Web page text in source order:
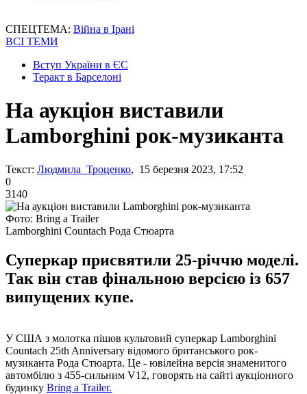
СПЕЦТЕМА: Війна в Ірані
ВСІ ТЕМИ
Вступ України в ЄС
Теракт в Барселоні
На аукціон виставили
Lamborghini рок-музиканта
Текст: Людмила Троценко, 15 березня 2023, 17:52
0
3140
Фото: Bring a Trailer
Lamborghini Countach Рода Стюарта
Суперкар присвятили 25-річчю моделі.
Так він став фінальною версією із 657
випущених купе.
У США з молотка пішов культовий суперкар Lamborghini
Countach 25th Anniversary відомого британського рок-
музиканта Рода Стюарта. Це - ювілейна версія знаменитого
автомбілю з 455-сильним V12, говорять на сайті аукціонного
будинку Bring a Trailer.